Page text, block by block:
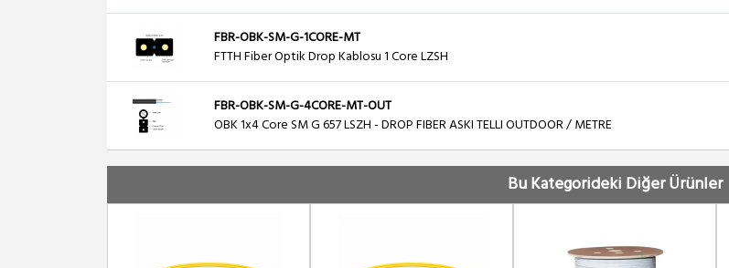
FBR-OBK-SM-G-1CORE-MT
FTTH Fiber Optik Drop Kablosu 1 Core LZSH
FBR-OBK-SM-G-4CORE-MT-OUT
OBK 1x4 Core SM G 657 LSZH - DROP FIBER ASKI TELLI OUTDOOR / METRE
Bu Kategorideki Diğer Ürünler